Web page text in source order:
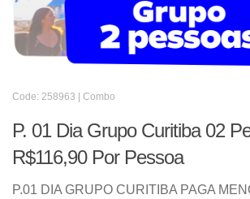
Code: 258963 | Combo
P. 01 Dia Grupo Curitiba 02
R$116,90 Por Pessoa
P.01 DIA GRUPO CURITIBA PAGA